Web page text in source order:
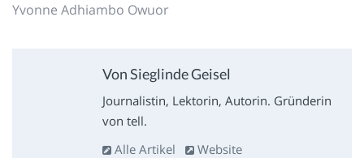
Yvonne Adhiambo Owuor
Von Sieglinde Geisel
Journalistin, Lektorin, Autorin. Gründerin
von tell.
Alle Artikel
Website